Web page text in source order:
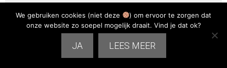
Een "probeer het 14 dagen" risico vrije
We gebruiken cookies (niet deze
) om ervoor te zorgen dat
onze website zo soepel mogelijk draait. Vind je dat ok?
JA LEES MEER